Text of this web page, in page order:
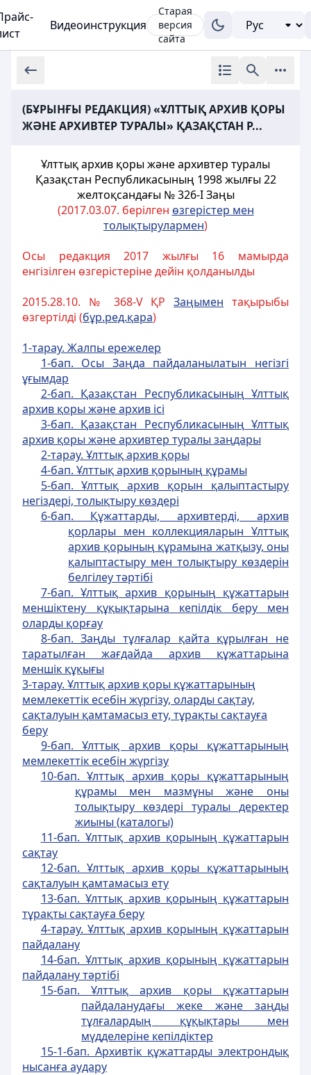
Видеоинструкция
Старая
версия
сайта
(БҰРЫНҒЫ РЕДАКЦИЯ) «ҰЛТТЫҚ АРХИВ ҚОРЫ
ЖӘНЕ АРХИВТЕР ТУРАЛЫ» ҚАЗАҚСТАН Р...
Ұлттық архив қоры және архивтер туралы
Қазақстан Республикасының 1998 жылғы 22
желтоқсандағы № 326-I Заңы
(2017.03.07. берілген өзгерістер мен
толықтырулармен)
Осы редакция 2017 жылғы 16 мамырда
енгізілген өзгерістеріне дейін қолданылды
2015.28.10. № 368-V ҚРЗаңымен тақырыбы
өзгертілді (бұр.ред.қара)
1-тарау. Жалпы ережелер
1-бап. Осы Заңда пайдаланылатын негізгі
ұғымдар
2-бап. Қазақстан Республикасының Ұлттық
архив қоры және архив ісі
3-бап. Қазақстан Республикасының Ұлттық
архив қоры және архивтер туралы заңдары
2-тарау. Ұлттық архив қоры
4-бап. Ұлттық архив қорының құрамы
5-бап. Ұлттық архив қорын қалыптастыру
негіздері, толықтыру көздері
6-бап. Құжаттарды, архивтерді, архив
қорлары мен коллекцияларын Ұлттық
архив қорының құрамына жатқызу, оны
қалыптастыру мен толықтыру көздерін
белгілеу тәртібі
7-бап. Ұлттық архив қорының құжаттарын
меншіктену құқықтарына кепілдік беру мен
оларды қорғау
8-бап. Заңды тұлғалар қайта құрылған не
таратылған жағдайда архив құжаттарына
меншік құқығы
3-тарау. Ұлттық архив қоры құжаттарының
мемлекеттік есебін жүргізу, оларды сақтау,
сақталуын қамтамасыз ету, тұрақты сақтауға
беру
9-бап. Ұлттық архив қоры құжаттарының
мемлекеттік есебін жүргізу
10-бап. Ұлттық архив қоры құжаттарының
құрамы мен мазмұны және оны
толықтыру көздері туралы деректер
жиыны (каталогы)
11-бап. Ұлттық архив қорының құжаттарын
сақтау
12-бап. Ұлттық архив қоры құжаттарының
сақталуын қамтамасыз ету
13-бап. Ұлттық архив қорының құжаттарын
тұрақты сақтауға беру
4-тарау. Ұлттық архив қорының құжаттарын
пайдалану
14-бап. Ұлттық архив қорының құжаттарын
пайдалану тәртібі
15-бап. Ұлттық архив қоры құжаттарын
пайдаланудағы жеке және заңды
тұлғалардың құқықтары мен
мүдделеріне кепілдіктер
15-1-бап. Архивтік құжаттарды электрондық
нысанға аудару